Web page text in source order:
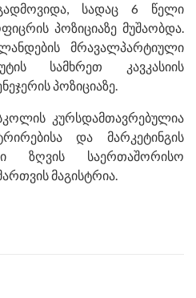
სადაც 6 წელი
პოზიციაზე მუშაობდა.
მრავალპარტიული
სამხრეთ კავკასიის
პოზიციაზე.
კურსდამთავრებულია
და მარკეტინგის
ზღვის საერთაშორისო
მაგისტრია.